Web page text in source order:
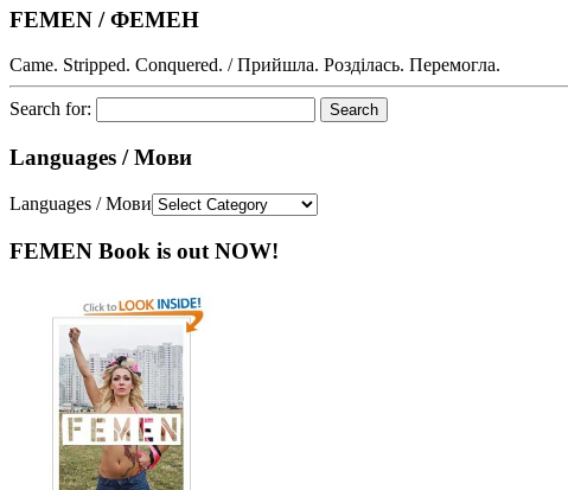
FEMEN / ФЕМЕН
Came. Stripped. Conquered. / Прийшла. Розділась. Перемогла.
Search for:
Languages / Мови
Languages / Мови
FEMEN Book is out NOW!